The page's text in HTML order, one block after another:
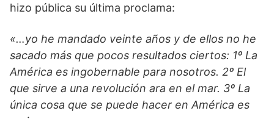
hizo pública su última proclama:
«…yo he mandado veinte años y de ellos no he
sacado más que pocos resultados ciertos: 1º La
América es ingobernable para nosotros. 2º El
que sirve a una revolución ara en el mar. 3º La
única cosa que se puede hacer en América es